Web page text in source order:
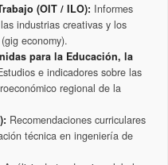
(OIT / ILO): Informes
industrias creativas y los
economy).
para la Educación, la
e indicadores sobre las
regional de la
Recomendaciones curriculares
técnica en ingeniería de